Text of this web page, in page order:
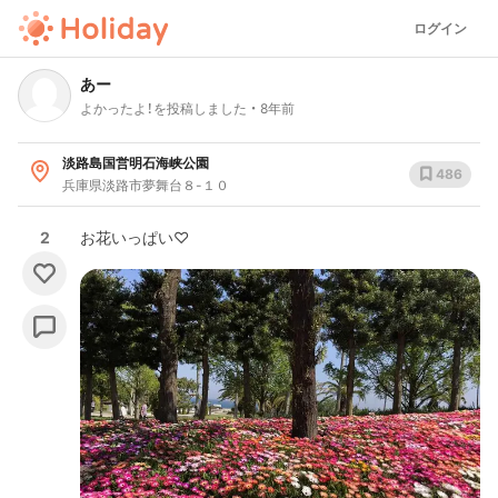
ログイン
あー
よかったよ！を投稿しました 8年前
淡路島国営明石海峡公園
兵庫県淡路市夢舞台８-１０
486
2 お花いっぱい♡